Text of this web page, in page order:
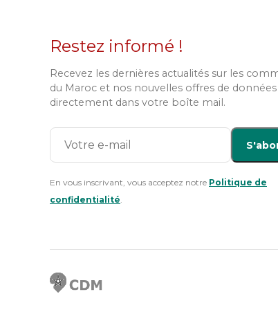
Restez informé !
Recevez les dernières actualités sur les
du Maroc et nos nouvelles offres de données
directement dans votre boîte mail.
En vous inscrivant, vous acceptez notre Politique de
confidentialité.